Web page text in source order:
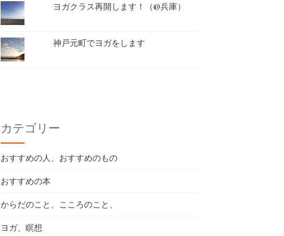
ヨガクラス再開します！（@兵庫）
神戸元町でヨガをします
カテゴリー
おすすめの人、おすすめのもの
おすすめの本
からだのこと、こころのこと、
ヨガ、瞑想